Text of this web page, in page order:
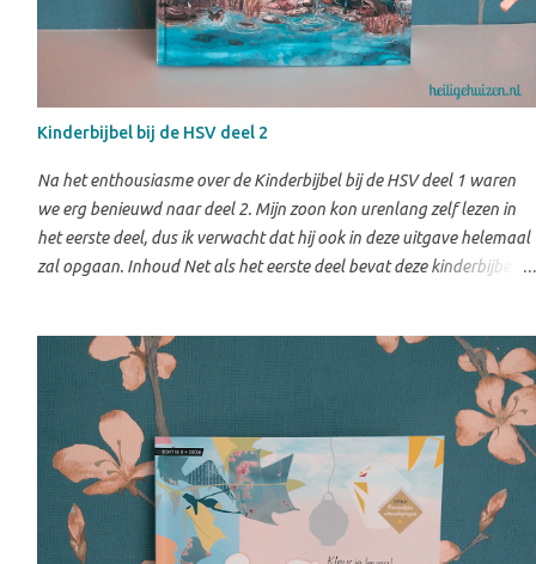
Kinderbijbel bij de HSV deel 2
Na het enthousiasme over de Kinderbijbel bij de HSV deel 1 waren
we erg benieuwd naar deel 2. Mijn zoon kon urenlang zelf lezen in
het eerste deel, dus ik verwacht dat hij ook in deze uitgave helemaal
zal opgaan. Inhoud Net als het eerste deel bevat deze kinderbijbel
verteld. Daarnaast zijn er ook veel nieuwe verhalen opgenomen.
Waar deel 1 vooral geschikt is voor kinderen van ongeveer 4 tot 8
jaar, richt deel 2 zich op kinderen in de bovenbouw van de
basisschool. Dat merk je aan de manier waarop de verhalen worden
verteld. Ze gaan meer de diepte in en helpen kinderen om de Bijbel
beter te begrijpen. Meer dan een verhaal Wat ik erg waardevol vind,
zijn de vragen die bij ieder verhaal staan. Er zijn vragen over het
Bijbelgedeelte zelf, zodat kinderen beter begrijpen wat ze gelezen